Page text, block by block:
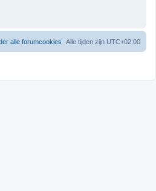
Alle tijden zijn UTC+02:00
alle forumcookies